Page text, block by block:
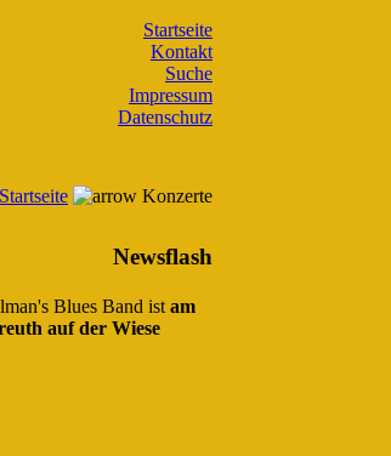
Startseite
Kontakt
Suche
Impressum
Datenschutz
Startseite Konzerte
Newsflash
Blues Band istam
auf der Wiese